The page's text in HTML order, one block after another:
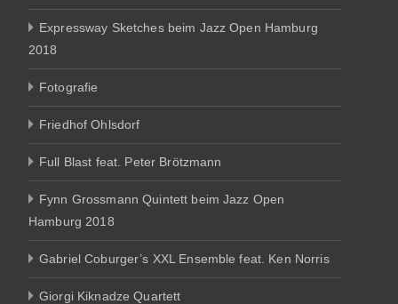
Expressway Sketches beim Jazz Open Hamburg
2018
Fotografie
Friedhof Ohlsdorf
Full Blast feat. Peter Brötzmann
Fynn Grossmann Quintett beim Jazz Open
Hamburg 2018
Gabriel Coburger’s XXL Ensemble feat. Ken Norris
Giorgi Kiknadze Quartett